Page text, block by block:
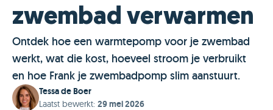
zwembad verwarmen
Ontdek hoe een warmtepomp voor je zwembad
werkt, wat die kost, hoeveel stroom je verbruikt
en hoe Frank je zwembadpomp slim aanstuurt.
Tessa de Boer
Laatst bewerkt: 29 mei 2026